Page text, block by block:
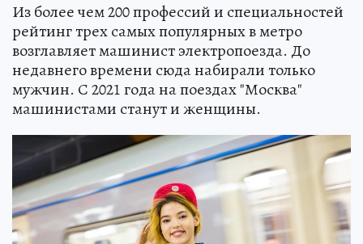
Из более чем 200 профессий и специальностей
рейтинг трех самых популярных в метро
возглавляет машинист электропоезда. До
недавнего времени сюда набирали только
мужчин. С 2021 года на поездах "Москва"
машинистами станут и женщины.